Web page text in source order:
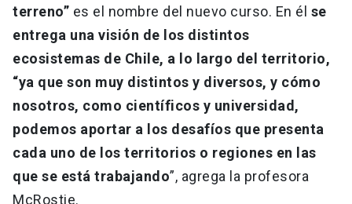
terreno” es el nombre del nuevo curso. En él se
entrega una visión de los distintos
ecosistemas de Chile, a lo largo del territorio,
“ya que son muy distintos y diversos, y cómo
nosotros, como científicos y universidad,
podemos aportar a los desafíos que presenta
cada uno de los territorios o regiones en las
que se está trabajando”, agrega la profesora
McRostie.